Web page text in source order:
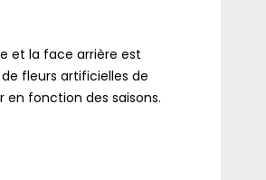
et la face arrière est
fleurs artificielles de
fonction des saisons.